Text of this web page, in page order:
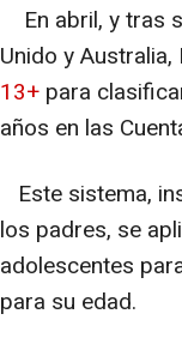
En abril, y tras
Unido y
13+ para
años en las
Este sistema,
los padres, se
adolescentes
para su edad.